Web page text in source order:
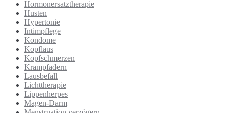
Hormonersatztherapie
Husten
Hypertonie
Intimpflege
Kondome
Kopflaus
Kopfschmerzen
Krampfadern
Lausbefall
Lichttherapie
Lippenherpes
Magen-Darm